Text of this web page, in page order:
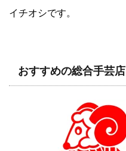
イチオシです。
おすすめの総合手芸店